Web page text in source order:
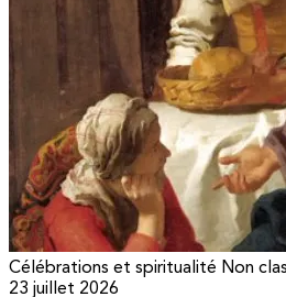
Célébrations et spiritualité Non
23 juillet 2026